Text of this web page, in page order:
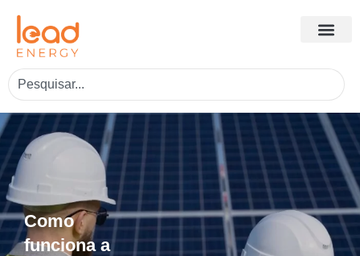
Como
funciona a